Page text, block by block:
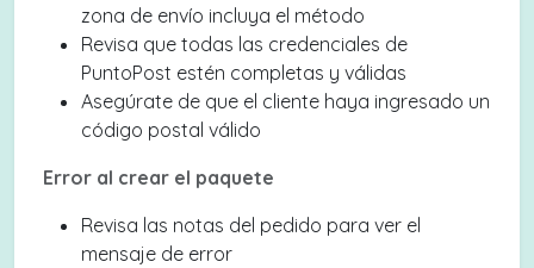
zona de envío incluya el método
Revisa que todas las credenciales de
PuntoPost estén completas y válidas
Asegúrate de que el cliente haya ingresado un
código postal válido
Error al crear el paquete
Revisa las notas del pedido para ver el
mensaje de error